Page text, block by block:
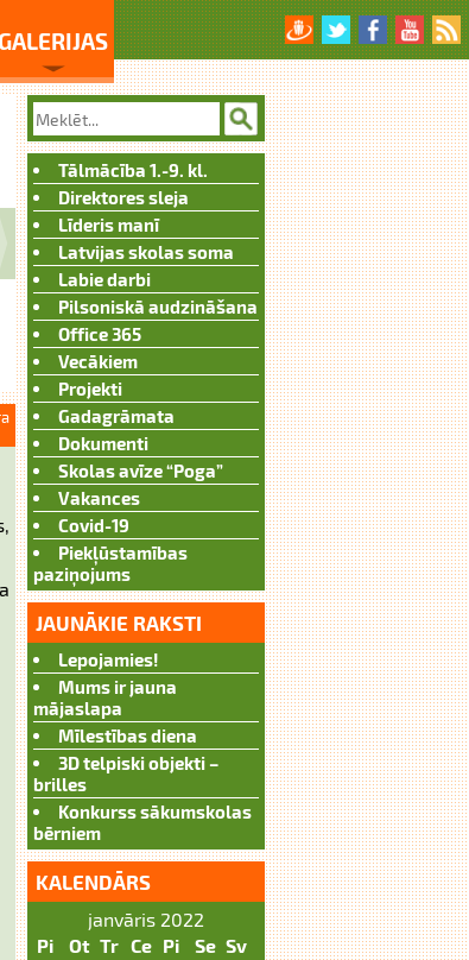
GALERIJAS
Tālmācība 1.-9. kl.
Direktores sleja
Līderis manī
Latvijas skolas soma
Labie darbi
Pilsoniskā audzināšana
Office 365
Vecākiem
Projekti
Gadagrāmata
Dokumenti
Skolas avīze “Poga”
Vakances
Covid-19
Piekļūstamības
paziņojums
JAUNĀKIE RAKSTI
Lepojamies!
Mums ir jauna
mājaslapa
Mīlestības diena
3D telpiski objekti –
brilles
Konkurss sākumskolas
bērniem
KALENDĀRS
janvāris 2022
Pi
Ot Tr Ce Pi Se Sv